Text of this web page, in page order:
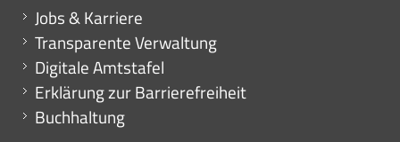
Mini menu di servizio
Jobs & Karriere
Transparente Verwaltung
Digitale Amtstafel
Erklärung zur Barrierefreiheit
Buchhaltung